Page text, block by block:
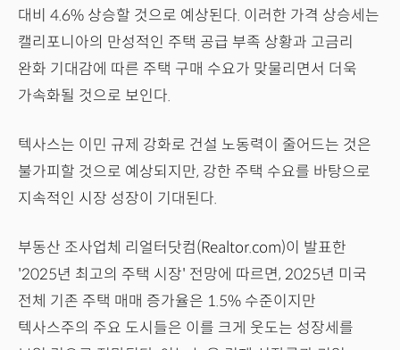
대비 4.6% 상승할 것으로 예상된다. 이러한 가격 상승세는
캘리포니아의 만성적인 주택 공급 부족 상황과 고금리
완화 기대감에 따른 주택 구매 수요가 맞물리면서 더욱
가속화될 것으로 보인다.
텍사스는 이민 규제 강화로 건설 노동력이 줄어드는 것은
불가피할 것으로 예상되지만, 강한 주택 수요를 바탕으로
지속적인 시장 성장이 기대된다.
부동산 조사업체 리얼터닷컴(Realtor.com)이 발표한
'2025년 최고의 주택 시장' 전망에 따르면, 2025년 미국
전체 기존 주택 매매 증가율은 1.5% 수준이지만
텍사스주의 주요 도시들은 이를 크게 웃도는 성장세를